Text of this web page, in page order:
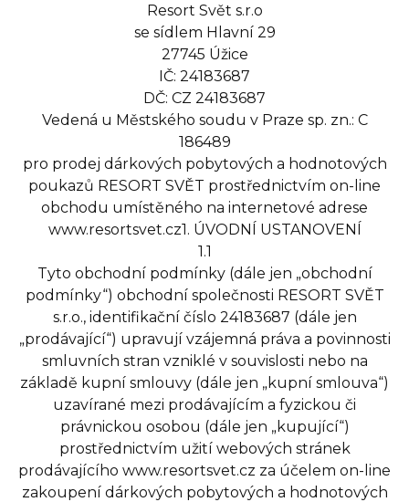
Resort Svět s.r.o
se sídlem Hlavní 29
27745 Úžice
IČ: 24183687
DČ: CZ 24183687
Vedená u Městského soudu v Praze sp. zn.: C
186489
pro prodej dárkových pobytových a hodnotových
poukazů RESORT SVĚT prostřednictvím on-line
obchodu umístěného na internetové adrese
www.resortsvet.cz1. ÚVODNÍ USTANOVENÍ
1.1
Tyto obchodní podmínky (dále jen „obchodní
podmínky“) obchodní společnosti RESORT SVĚT
s.r.o., identifikační číslo 24183687 (dále jen
„prodávající“) upravují vzájemná práva a povinnosti
smluvních stran vzniklé v souvislosti nebo na
základě kupní smlouvy (dále jen „kupní smlouva“)
uzavírané mezi prodávajícím a fyzickou či
právnickou osobou (dále jen „kupující“)
prostřednictvím užití webových stránek
prodávajícího www.resortsvet.cz za účelem on-line
zakoupení dárkových pobytových a hodnotových